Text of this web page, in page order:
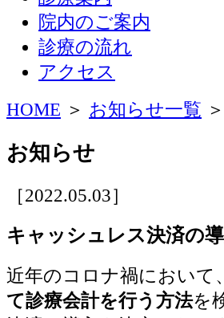
院内のご案内
診療の流れ
アクセス
HOME ＞ お知らせ一覧
お知らせ
［2022.05.03］
キャッシュレス決済の
近年のコロナ禍において、
て診療会計を行う方法を